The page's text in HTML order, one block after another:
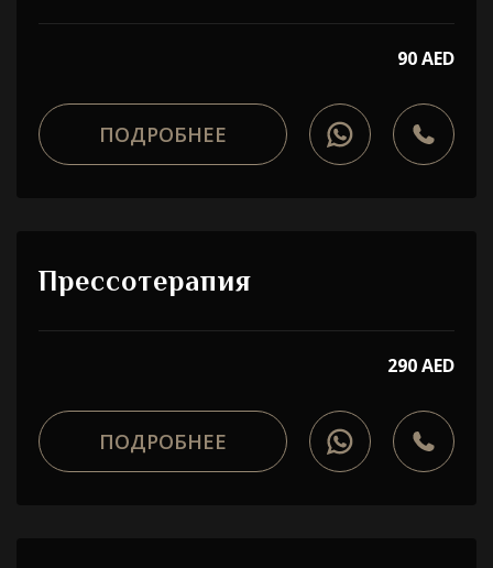
90 AED
ПОДРОБНЕЕ
Прессотерапия
290 AED
ПОДРОБНЕЕ